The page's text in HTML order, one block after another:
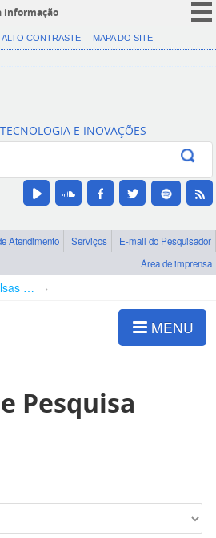
informação
CORONAVÍRUS (COVID-19)
Canais
ALTO CONTRASTE MAPA DO SITE
E INOVAÇÕES
Atendimento Serviços
E-mail do Pesquisador
Área de imprensa
Bolsas e Auxílios Vigentes
MENU
Pesquisa